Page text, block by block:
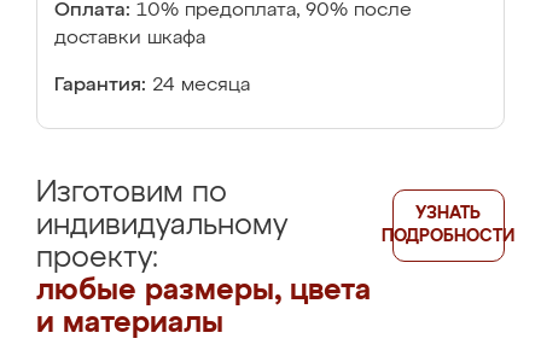
Оплата: 10% предоплата, 90% после
доставки шкафа
Гарантия: 24 месяца
Изготовим по
индивидуальному
проекту:
любые размеры, цвета
и материалы
УЗНАТЬ
ПОДРОБНОСТИ